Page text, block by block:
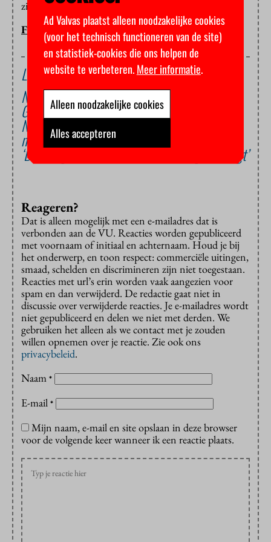
zijn.”
FLOOR BAL
Lees ook
Nieuwe aanwijzingen voor vindplek Tanja
Groen
Nieuwe zoektocht naar Tanja Groen loopt op
niks uit
‘De vraag is nu waar Tanja Groen begraven ligt’
Reageren?
Dat is alleen mogelijk met een e-mailadres dat is
verbonden aan de VU. Reacties worden gepubliceerd
met voornaam of initiaal en achternaam. Houd je bij
het onderwerp, en toon respect: commerciële uitingen,
smaad, schelden en discrimineren zijn niet toegestaan.
Reacties met url’s erin worden vaak aangezien voor
spam en dan verwijderd. De redactie gaat niet in
discussie over verwijderde reacties. Je e-mailadres wordt
niet gepubliceerd en delen we niet met derden. We
gebruiken het alleen als we contact met je zouden
willen opnemen over je reactie. Zie ook ons
privacybeleid.
Naam *
E-mail *
Mijn naam, e-mail en site opslaan in deze browser
voor de volgende keer wanneer ik een reactie plaats.
Ad Valvas plaatst alleen noodzakelijke cookies
(voor het technisch functioneren van de site)
en statistiek-cookies die ons helpen de
website te verbeteren.Meer informatie.
Alleen noodzakelijke cookies
Alles accepteren